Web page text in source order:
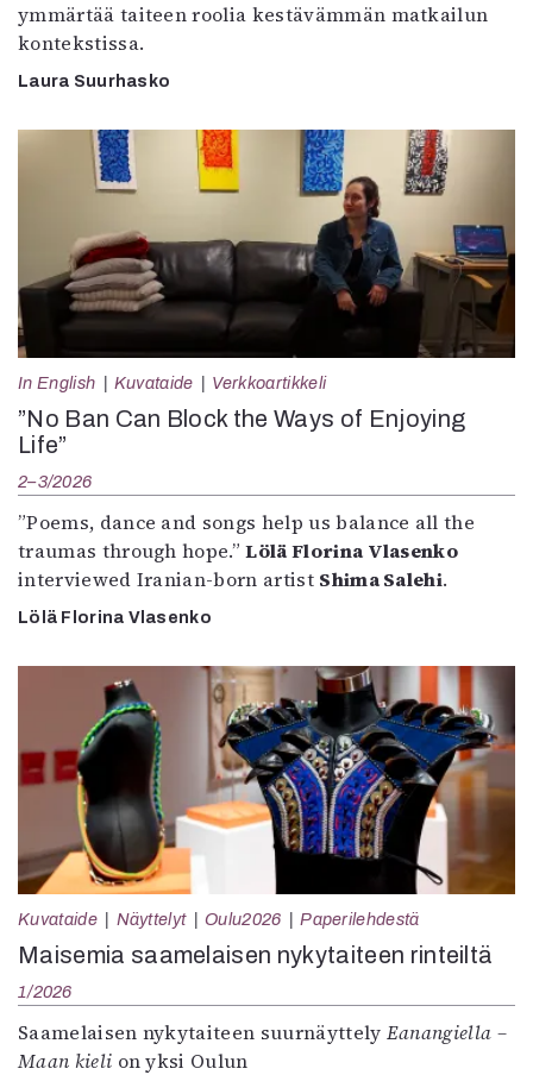
ymmärtää taiteen roolia kestävämmän matkailun
kontekstissa.
Laura Suurhasko
In English Kuvataide Verkkoartikkeli
”No Ban Can Block the Ways of Enjoying
Life”
2–3/2026
”Poems, dance and songs help us balance all the
traumas through hope.”Lölä Florina Vlasenko
interviewed Iranian-born artist Shima Salehi.
Lölä Florina Vlasenko
Kuvataide Näyttelyt Oulu2026 Paperilehdestä
Maisemia saamelaisen nykytaiteen rinteiltä
1/2026
Saamelaisen nykytaiteen suurnäyttely Eanangiella –
Maan kieli on yksi Oulun